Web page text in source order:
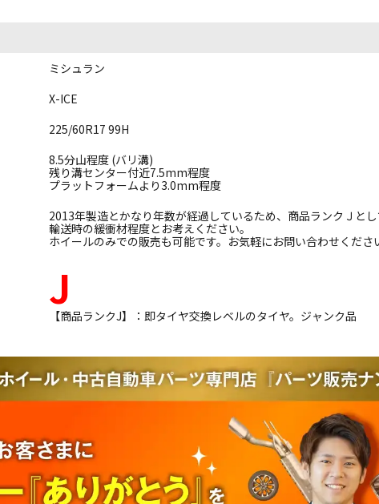
ミシュラン
X-ICE
225/60R17 99H
8.5分山程度 (バリ溝)
残り溝センター付近7.5mm程度
プラットフォームより3.0mm程度
2013年製造とかなり年数が経過しているため、商品ランクＪとし
輸送時の緩衝材程度とお考えください。
ホイールのみでの販売も可能です。お気軽にお問い合わせくださ
J
【商品ランクJ】：即タイヤ交換レベルのタイヤ。ジャンク品